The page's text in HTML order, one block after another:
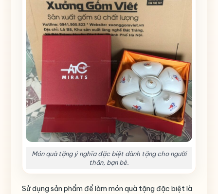
Món quà tặng ý nghĩa đặc biệt dành tặng cho người
thân, bạn bè.
Sử dụng sản phẩm để làm món quà tặng đặc biệt là